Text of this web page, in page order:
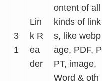
3
1
Lin
k R
ea
der
ontent of all
kinds of link
s, like webp
age, PDF, P
PT, image,
Word & oth